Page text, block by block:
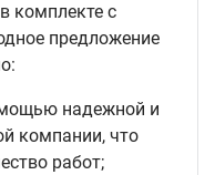
комплекте с
предложение
надежной и
компании, что
работ;